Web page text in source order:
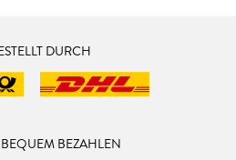
DURCH
BEZAHLEN